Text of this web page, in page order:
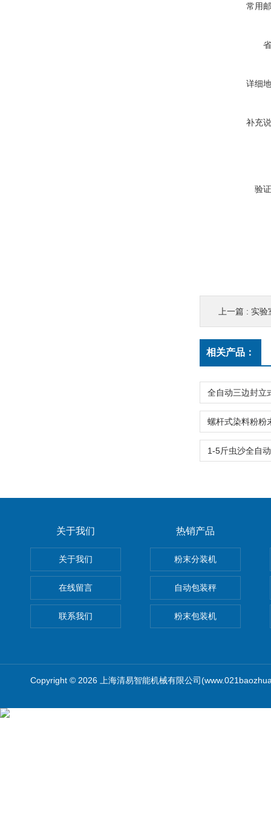
常用
详细
补充
验
上一篇 : 实验
相关产品：
关于我们
关于我们
在线留言
联系我们
热销产品
粉末分装机
自动包装秤
粉末包装机
Copyright © 2026 上海清易智能机械有限公司